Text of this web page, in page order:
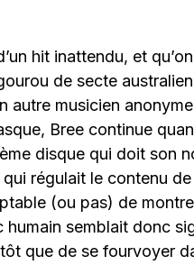
hit inattendu, et
de secte
autre musicien
Bree continue
disque qui doit son
régulait le contenu
(ou pas) de
semblait donc
que de se fourvoyer